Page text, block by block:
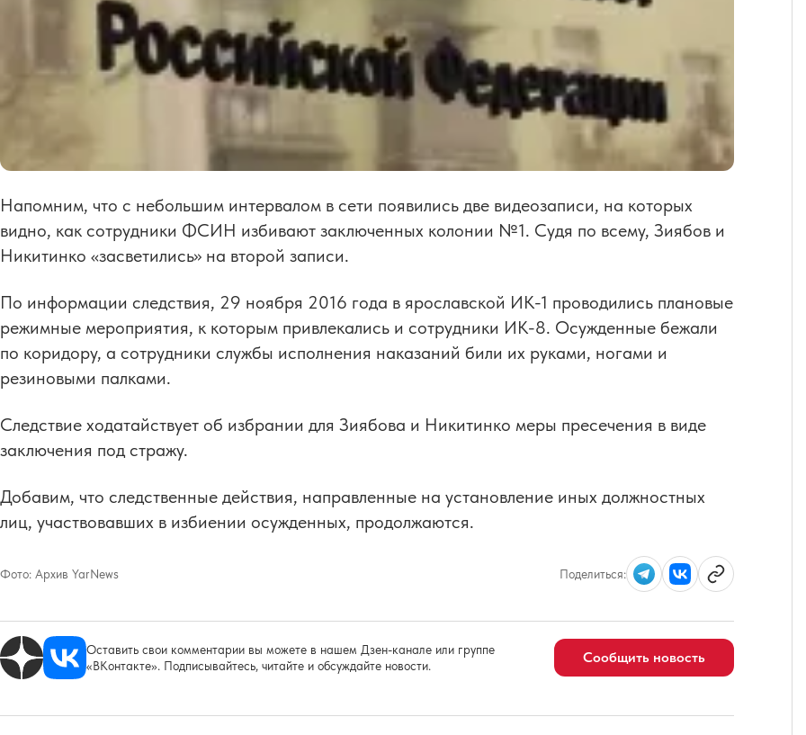
Напомним, что с небольшим интервалом в сети появились две видеозаписи, на которых
видно, как сотрудники ФСИН избивают заключенных колонии №1. Судя по всему, Зиябов и
Никитинко «засветились» на второй записи.
По информации следствия, 29 ноября 2016 года в ярославской ИК-1 проводились плановые
режимные мероприятия, к которым привлекались и сотрудники ИК-8. Осужденные бежали
по коридору, а сотрудники службы исполнения наказаний били их руками, ногами и
резиновыми палками.
Следствие ходатайствует об избрании для Зиябова и Никитинко меры пресечения в виде
заключения под стражу.
Добавим, что следственные действия, направленные на установление иных должностных
лиц, участвовавших в избиении осужденных, продолжаются.
Фото: Архив YarNews Поделиться:
Оставить свои комментарии вы можете в нашем Дзен-канале или группе
«ВКонтакте». Подписывайтесь, читайте и обсуждайте новости.
Сообщить новость